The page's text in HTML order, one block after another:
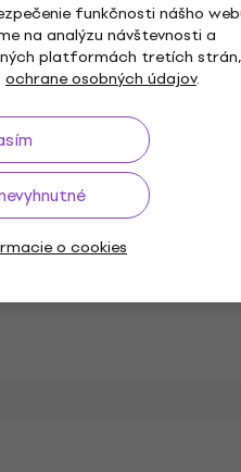
funkčnosti nášho
na analýzu návštevnosti a
platformách tretích strán,
ochrane osobných údajov.
o cookies
ACOUSTICS Štúdiový